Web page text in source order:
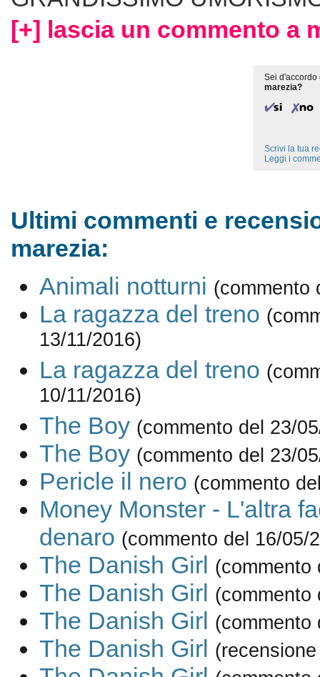
[+] lascia un commento a
Sei d'accordo
marezia?
Scrivi la tua
Leggi i
Ultimi commenti e
marezia:
Animali notturni (commento
La ragazza del treno
13/11/2016)
La ragazza del treno
10/11/2016)
The Boy (commento del 23/
The Boy (commento del 23/
Pericle il nero (commento
Money Monster - L'altra
denaro (commento del 16/05/
The Danish Girl (commento
The Danish Girl (commento
The Danish Girl (commento
The Danish Girl